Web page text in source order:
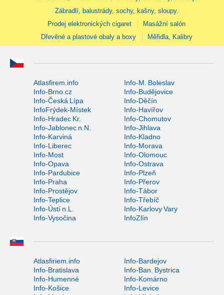
Zábradlí, balustrády, sochy, kašny, sloupy.
Prodej elektronických cigaret
Masážní salón
Dřevěné a plastové obaly a boxy
Měřidla, Kalibry
Atlasfirem.info
Info-M. Boleslav
Info-Brno.cz
Info-Budějovice
Info-Česká Lípa
Info-Děčín
InfoFrýdek-Místek
Info-Havířov
Info-Hradec Kr.
Info-Chomutov
Info-Jablonec n.N.
Info-Jihlava
Info-Karviná
Info-Kladno
Info-Liberec
Info-Morava
Info-Most
Info-Olomouc
Info-Opava
Info-Ostrava
Info-Pardubice
Info-Plzeň
Info-Praha
Info-Přerov
Info-Prostějov
Info-Tábor
Info-Teplice
Info-Třebíč
Info-Ústí n.L.
Info-Karlovy Vary
Info-Vysočina
InfoZlín
Atlasfiriem.info
Info-Bardejov
Info-Bratislava
Info-Ban. Bystrica
Info-Humenné
Info-Komárno
Info-Košice
Info-Levice